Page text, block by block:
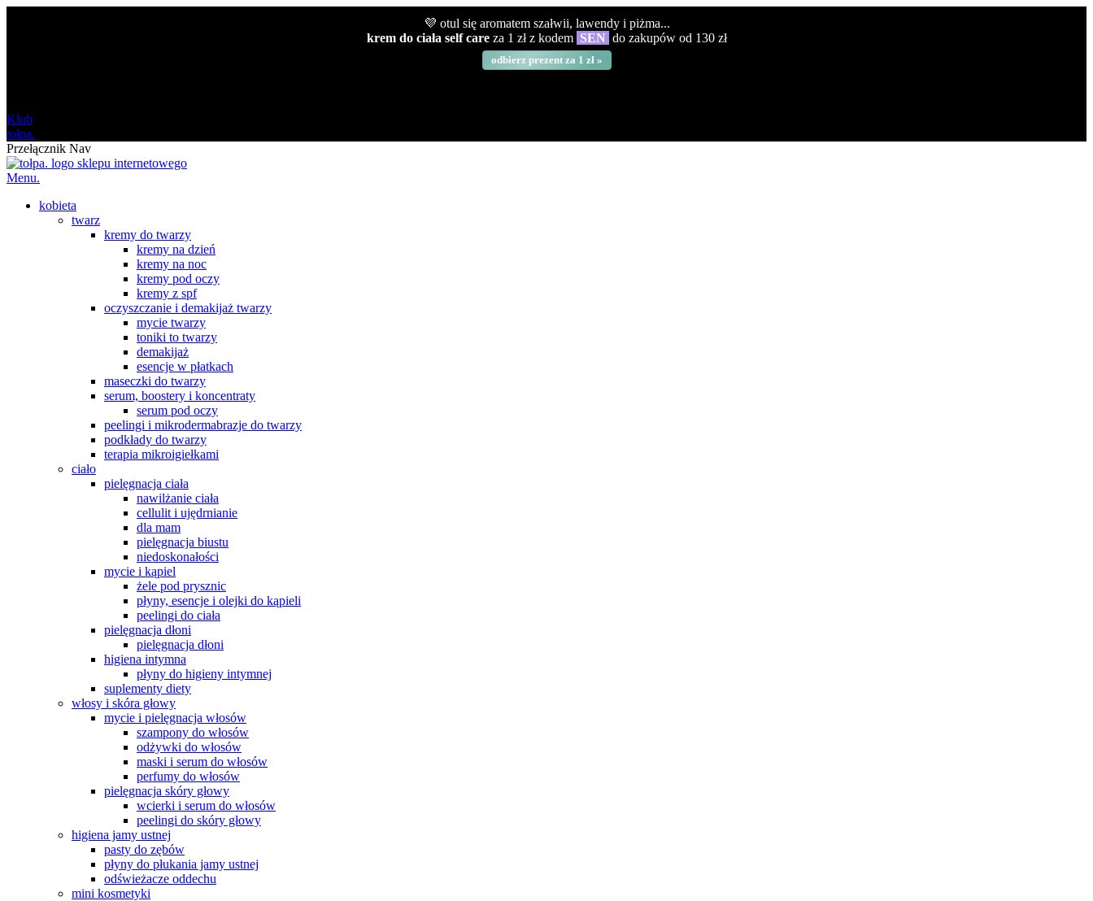
💜 otul się aromatem szałwii, lawendy i piżma...
krem do ciała self careza 1 zł z kodem SEN do zakupów od 130 zł
odbierz prezent za 1 zł »
Klub
tołpa.
Przełącznik Nav
Menu.
kobieta
twarz
kremy do twarzy
kremy na dzień
kremy na noc
kremy pod oczy
kremy z spf
oczyszczanie i demakijaż twarzy
mycie twarzy
toniki to twarzy
demakijaż
esencje w płatkach
maseczki do twarzy
serum, boostery i koncentraty
serum pod oczy
peelingi i mikrodermabrazje do twarzy
podkłady do twarzy
terapia mikroigiełkami
ciało
pielęgnacja ciała
nawilżanie ciała
cellulit i ujędrnianie
dla mam
pielęgnacja biustu
niedoskonałości
mycie i kąpiel
żele pod prysznic
płyny, esencje i olejki do kąpieli
peelingi do ciała
pielęgnacja dłoni
pielęgnacja dłoni
higiena intymna
płyny do higieny intymnej
suplementy diety
włosy i skóra głowy
mycie i pielęgnacja włosów
szampony do włosów
odżywki do włosów
maski i serum do włosów
perfumy do włosów
pielęgnacja skóry głowy
wcierki i serum do włosów
peelingi do skóry głowy
higiena jamy ustnej
pasty do zębów
płyny do płukania jamy ustnej
odświeżacze oddechu
mini kosmetyki